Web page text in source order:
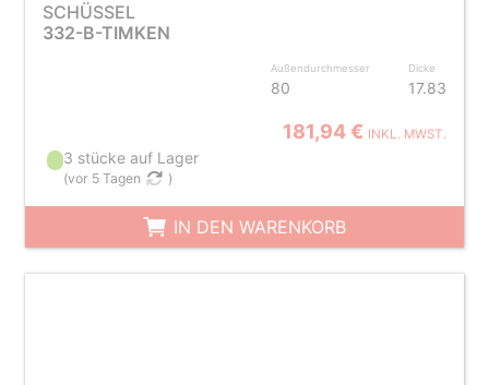
SCHÜSSEL
332-B-TIMKEN
Außendurchmesser
80
Dicke
17.83
181,94 € INKL. MWST.
3 stücke auf Lager
(vor 5 Tagen )
IN DEN WARENKORB